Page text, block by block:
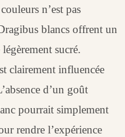
n’est pas
blancs offrent un
sucré.
clairement influencée
d’un goût
pourrait simplement
rendre l’expérience